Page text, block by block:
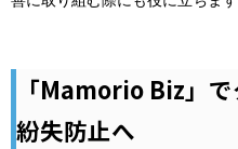
「Mamorio Biz」
紛失防止へ